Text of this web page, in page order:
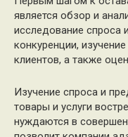
является обзор и
исследование спроса
конкуренции,
клиентов, а также
Изучение спроса и
товары и услуги
нуждаются в